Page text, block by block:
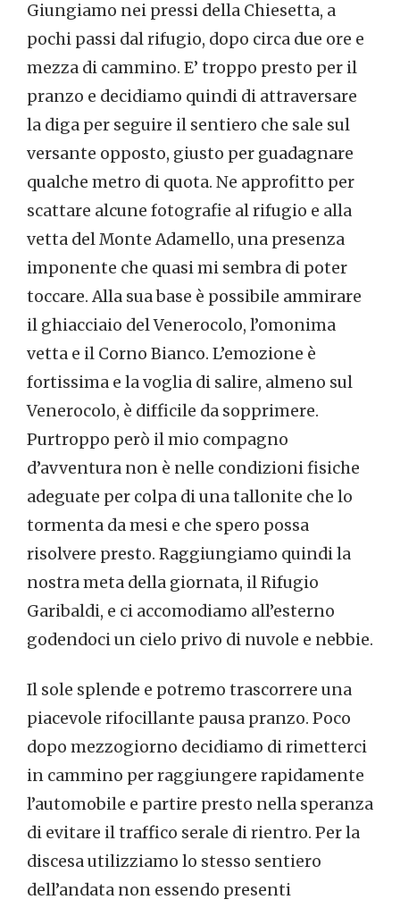
Giungiamo nei pressi della Chiesetta, a
pochi passi dal rifugio, dopo circa due ore e
mezza di cammino. E’ troppo presto per il
pranzo e decidiamo quindi di attraversare
la diga per seguire il sentiero che sale sul
versante opposto, giusto per guadagnare
qualche metro di quota. Ne approfitto per
scattare alcune fotografie al rifugio e alla
vetta del Monte Adamello, una presenza
imponente che quasi mi sembra di poter
toccare. Alla sua base è possibile ammirare
il ghiacciaio del Venerocolo, l’omonima
vetta e il Corno Bianco. L’emozione è
fortissima e la voglia di salire, almeno sul
Venerocolo, è difficile da sopprimere.
Purtroppo però il mio compagno
d’avventura non è nelle condizioni fisiche
adeguate per colpa di una tallonite che lo
tormenta da mesi e che spero possa
risolvere presto. Raggiungiamo quindi la
nostra meta della giornata, il Rifugio
Garibaldi, e ci accomodiamo all’esterno
godendoci un cielo privo di nuvole e nebbie.
Il sole splende e potremo trascorrere una
piacevole rifocillante pausa pranzo. Poco
dopo mezzogiorno decidiamo di rimetterci
in cammino per raggiungere rapidamente
l’automobile e partire presto nella speranza
di evitare il traffico serale di rientro. Per la
discesa utilizziamo lo stesso sentiero
dell’andata non essendo presenti